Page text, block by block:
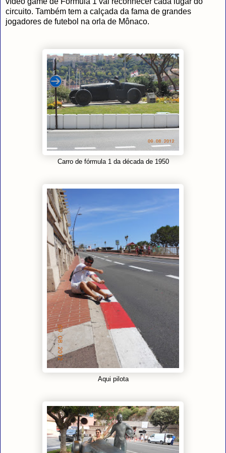
circuito. Também tem a calçada da fama de grandes
jogadores de futebol na orla de Mônaco.
Carro de fórmula 1 da década de 1950
Aqui pilota